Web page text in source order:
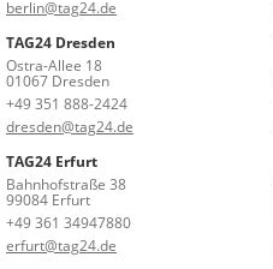
berlin@tag24.de
TAG24 Dresden
Ostra-Allee 18
01067 Dresden
+49 351 888-2424
dresden@tag24.de
TAG24 Erfurt
Bahnhofstraße 38
99084 Erfurt
+49 361 34947880
erfurt@tag24.de